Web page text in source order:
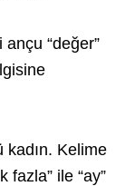
“değer”
kadın. Kelime
fazla” ile “ay”